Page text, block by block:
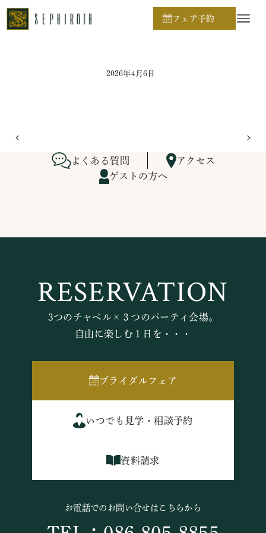
フェア予約
ホーム
2026年4月6日
よくある質問
アクセス
ゲストの方へ
RESERVATION
3つのチャペル×３つのパーティ会場。
自由に楽しむ１日を・・・
ブライダルフェア
いつでも見学・相談予約
資料請求
お電話でのお問い合せはこちらから